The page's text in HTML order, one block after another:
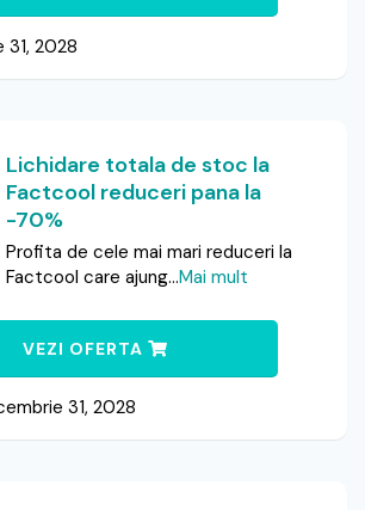
31, 2028
Lichidare totala de stoc la
Factcool reduceri pana la
-70%
Profita de cele mai mari reduceri la
Factcool care ajung...Mai mult
VEZI OFERTA
31, 2028